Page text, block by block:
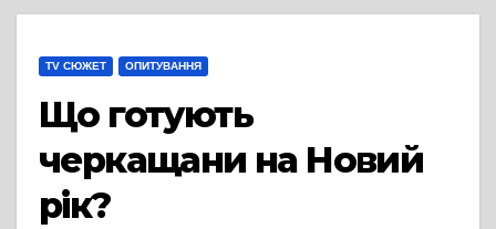
TV СЮЖЕТ ОПИТУВАННЯ
Що готують
черкащани на Новий
рік?